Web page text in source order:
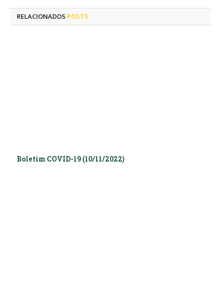
RELACIONADOS POSTS
Boletim COVID-19 (10/11/2022)